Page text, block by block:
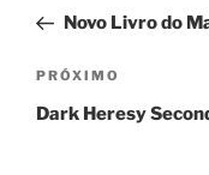
Post
anterior
Novo Livro do
Próximo
post
PRÓXIMO
Dark Heresy